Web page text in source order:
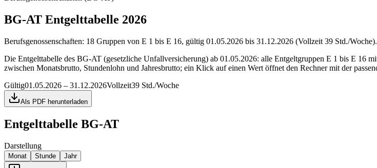
BG-AT Entgelttabelle 2026
Berufsgenossenschaften: 18 Gruppen von E 1 bis E 16, gültig 01.05.2026 bis 31.12.2026 (Vollzeit 39 Std./Woche).
Die Entgelttabelle des BG-AT (gesetzliche Unfallversicherung) ab 01.05.2026: alle Entgeltgruppen E 1 bis E 16
zwischen Monatsbrutto, Stundenlohn und Jahresbrutto; ein Klick auf einen Wert öffnet den Rechner mit der
Gültig01.05.2026 – 31.12.2026Vollzeit39 Std./Woche
Als PDF herunterladen
Entgelttabelle BG-AT
Darstellung
Monat Stunde Jahr